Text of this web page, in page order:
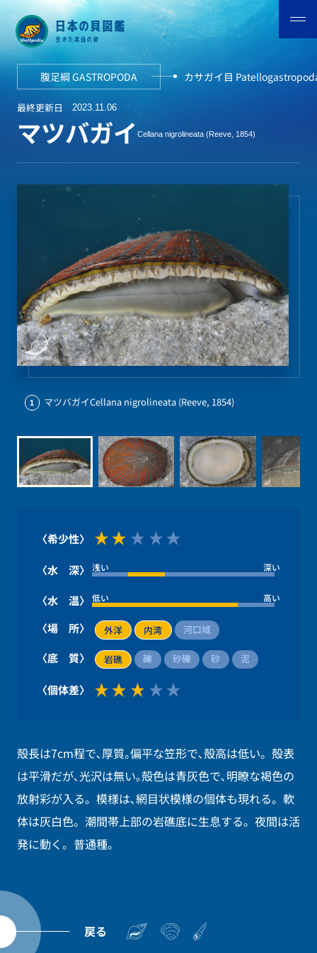
腹足綱 GASTROPODA カサガイ目
最終更新日 2023.11.06
マツバガイCellana nigrolineata (Reeve, 1854)
〈希少性〉
〈水 深〉 浅い 深い
〈水 温〉 低い 高い
〈場 所〉 外洋 内湾 河口域
〈底 質〉 岩礁 礫 砂礫 砂 泥
〈個体差〉
1 マツバガイCellana nigrolineata (Reeve, 1854)
殻長は7cm程で､厚質｡偏平な笠形で､殻高は低い。殻表
は平滑だが､光沢は無い｡殻色は青灰色で､明瞭な褐色の
放射彩が入る。模様は､網目状模様の個体も現れる。軟
体は灰白色。潮間帯上部の岩礁底に生息する。夜間は活
発に動く。普通種。
戻る